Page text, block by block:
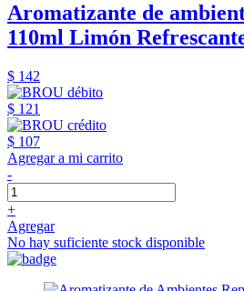
Aromatizante de
110ml Limón
$ 142
$ 121
$ 107
Agregar a mi carrito
-
+
Agregar
No hay suficiente stock disponible